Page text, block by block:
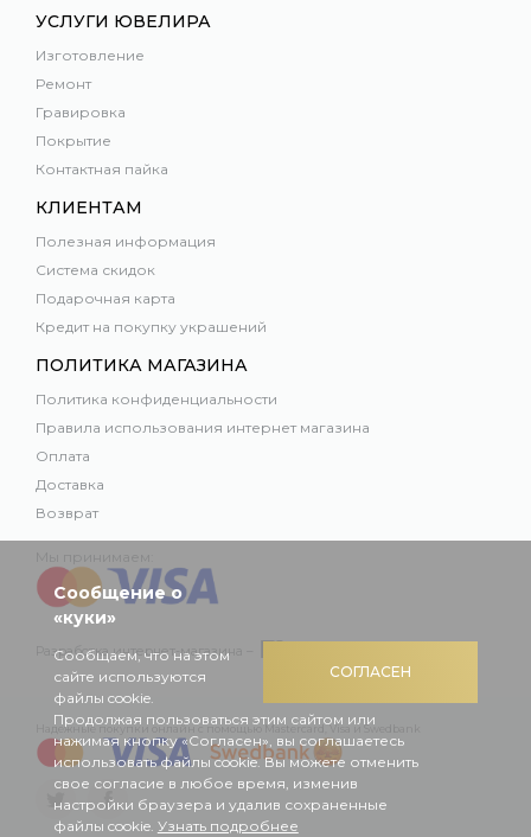
УСЛУГИ ЮВЕЛИРА
Изготовление
Ремонт
Гравировка
Покрытие
Контактная пайка
КЛИЕНТАМ
Полезная информация
Система скидок
Подарочная карта
Кредит на покупку украшений
ПОЛИТИКА МАГАЗИНА
Политика конфиденциальности
Правила использования интернет магазина
Оплата
Доставка
Возврат
Разработка интернет-магазина –
Надежные покупки онлайн с помощью Mastercard, Visa и Swedbank
СОГЛАСЕН
Сообщение о
«куки»
Сообщаем, что на этом
сайте используются
файлы cookie.
Продолжая пользоваться этим сайтом или
нажимая кнопку «Согласен», вы соглашаетесь
использовать файлы cookie. Вы можете отменить
свое согласие в любое время, изменив
настройки браузера и удалив сохраненные
файлы cookie. Узнать подробнее